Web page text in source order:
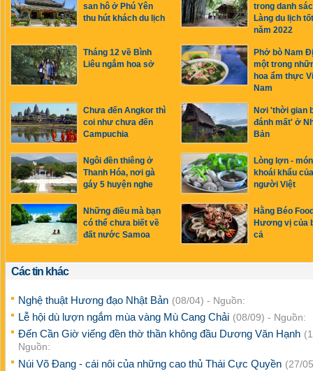
san hô ở Phú Yên
thu hút khách du lịch
trong danh
Làng du lịch
năm 2022
Tháng 12 về Bình
Liêu ngắm hoa sở
Phở bò Nam
một trong
hoa ẩm thực
Nam
Chưa đến Angkor thì
coi như chưa đến
Campuchia
Nơi 'thời gian
đánh mất' ở
Bản
Ngôi đền thiêng ở
Thanh Hóa, nơi gà
gáy 5 huyện nghe
Lòng lợn -
khoái khẩu của
người Việt
Những điều mà bạn
có thể chưa biết về
đất nước Samoa
Hằng Béo
Hương vị của
cả
Các tin khác
Nghệ thuật Hương đạo Nhật Bản (08/04) - Nguồn:
Lễ hội dù lượn ngắm mùa vàng Mù Cang Chải (08/09) - Nguồn:
Đến Cần Giờ viếng đền thờ thần không đầu Dương Văn Hạnh
Nguồn:
Núi Võ Đang - cái nôi của những cao thủ Thái Cực Quyền (27/